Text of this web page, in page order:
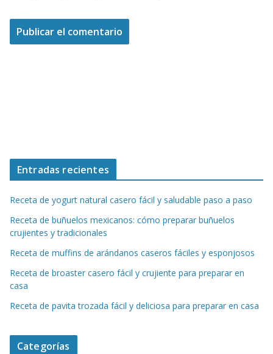
Entradas recientes
Receta de yogurt natural casero fácil y saludable paso a paso
Receta de buñuelos mexicanos: cómo preparar buñuelos
crujientes y tradicionales
Receta de muffins de arándanos caseros fáciles y esponjosos
Receta de broaster casero fácil y crujiente para preparar en
casa
Receta de pavita trozada fácil y deliciosa para preparar en casa
Categorías